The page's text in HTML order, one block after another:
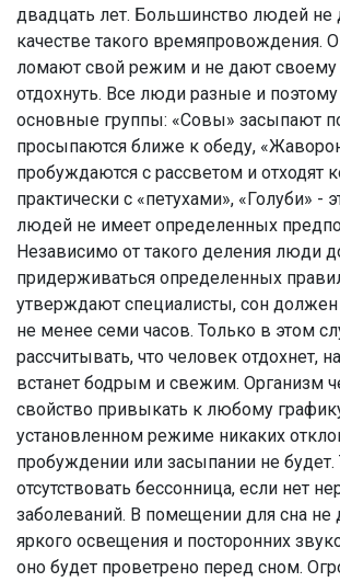
двадцать лет. Большинство людей не
качестве такого времяпровождения.
ломают свой режим и не дают своему
отдохнуть. Все люди разные и поэтому
основные группы: «Совы» засыпают
просыпаются ближе к обеду,
пробуждаются с рассветом и отходят
практически с «петухами», «Голуби» -
людей не имеет определенных
Независимо от такого деления люди
придерживаться определенных
утверждают специалисты, сон
не менее семи часов. Только в этом
рассчитывать, что человек отдохнет,
встанет бодрым и свежим. Организм
свойство привыкать к любому
установленном режиме никаких
пробуждении или засыпании не
отсутствовать бессонница, если нет
заболеваний. В помещении для сна
яркого освещения и посторонних
оно будет проветрено перед сном.